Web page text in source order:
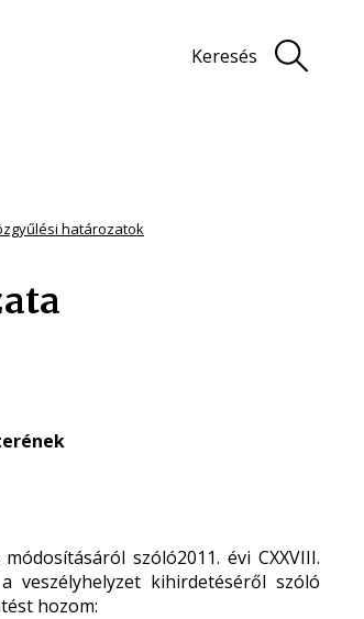
Keresés
határozatok
szóló2011. évi CXXVIII.
a veszélyhelyzet kihirdetéséről szóló
hozom: